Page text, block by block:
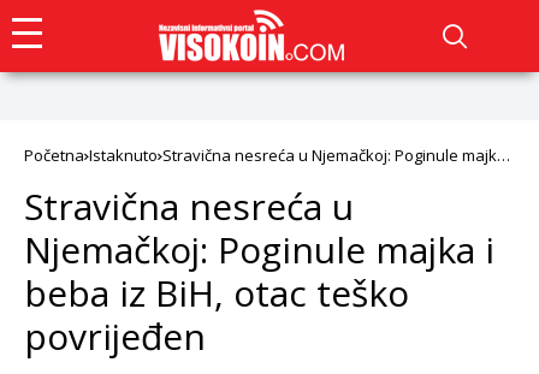
Početna Istaknuto Stravična nesreća u Njemačkoj: Poginule majka i
Stravična nesreća u
Njemačkoj: Poginule majka i
beba iz BiH, otac teško
povrijeđen